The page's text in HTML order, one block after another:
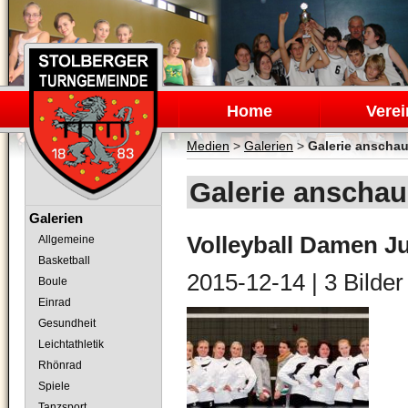
Navigation
überspringen
Home
Medien>Galerien >Galerie
Galerie
Volleyball Damen
2015-12-14
| 3 Bilder
Navigation
Galerien
Allgemeine
Basketball
Boule
Einrad
Gesundheit
Leichtathletik
Rhönrad
Spiele